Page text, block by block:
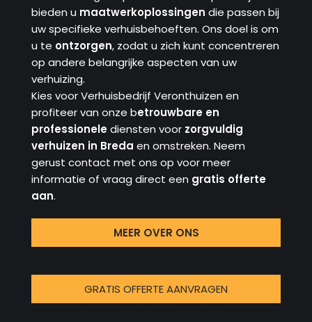
bieden u maatwerkoplossingen die passen bij
uw specifieke verhuisbehoeften. Ons doel is om
u te ontzorgen, zodat u zich kunt concentreren
op andere belangrijke aspecten van uw
verhuizing.
Kies voor Verhuisbedrijf Veronthuizen en
profiteer van onze betrouwbare en
professionelediensten voor zorgvuldig
verhuizen in Breda en omstreken. Neem
gerust contact met ons op voor meer
informatie of vraag direct een gratis offerte
aan.
MEER OVER ONS
GRATIS OFFERTE AANVRAGEN